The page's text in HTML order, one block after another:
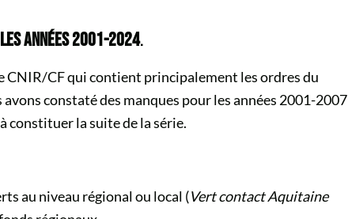
LES ANNÉES 2001-2024.
CNIR/CF qui contient principalement les ordres du
constaté des manques pour les années 2001-2007
constituer la suite de la série.
au niveau régional ou local (Vert contactAquitaine